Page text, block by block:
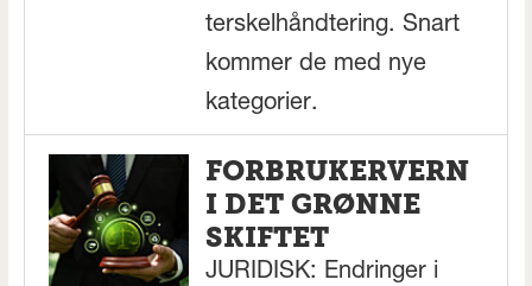
terskelhåndtering. Snart
kommer de med nye
kategorier.
FORBRUKERVERN
I DET GRØNNE
SKIFTET
JURIDISK: Endringer i